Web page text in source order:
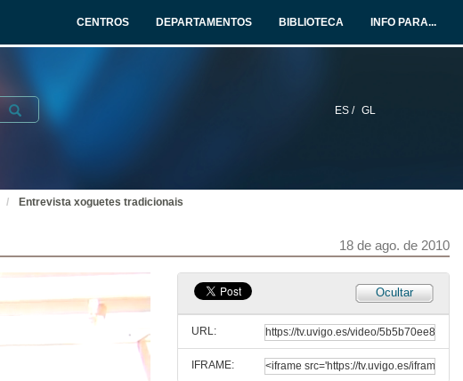
CENTROS DEPARTAMENTOS BIBLIOTECA INFO PARA...
ES / GL
Submit
Entrevista xoguetes tradicionais
18 de ago. de 2010
Ocultar
URL:
IFRAME:
Obradoiro Coroceira
18 de ago. de 2010
Cabana da comunidade: Vida tradicional galega en comunidade
Cabana da reciclaxe: Exposición de xoguetes tradicionais